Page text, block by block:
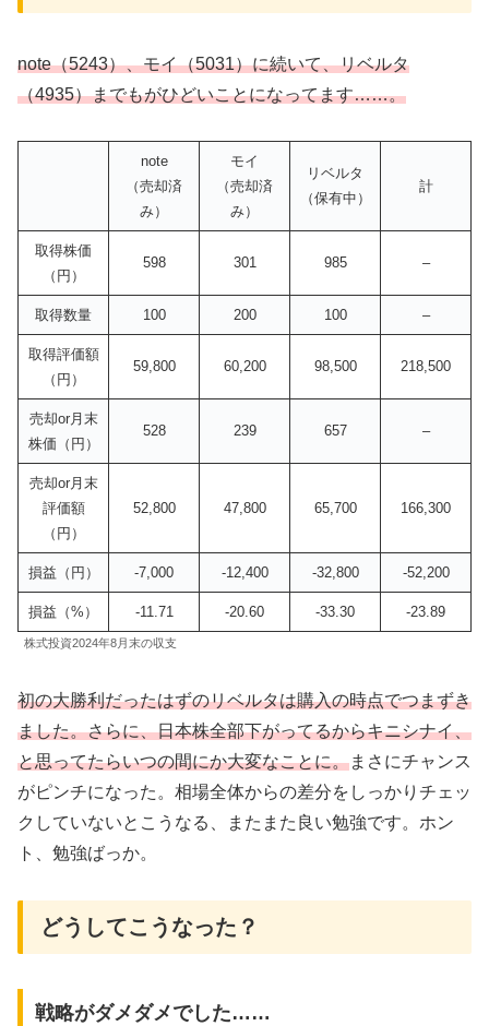
note（5243）、モイ（5031）に続いて、リベルタ
（4935）までもがひどいことになってます……。
note
（売却済
み）
モイ
（売却済
み）
リベルタ
（保有中）
計
取得株価
（円）
598 301 985 –
取得数量 100 200 100 –
取得評価額
（円）
59,800 60,200 98,500 218,500
売却or月末
株価（円）
528 239 657 –
売却or月末
評価額
（円）
52,800 47,800 65,700 166,300
損益（円） -7,000 -12,400 -32,800 -52,200
損益（%） -11.71 -20.60 -33.30 -23.89
株式投資2024年8月末の収支
初の大勝利だったはずのリベルタは購入の時点でつまずき
ました。さらに、日本株全部下がってるからキニシナイ、
と思ってたらいつの間にか大変なことに。まさにチャンス
がピンチになった。相場全体からの差分をしっかりチェッ
クしていないとこうなる、またまた良い勉強です。ホン
ト、勉強ばっか。
どうしてこうなった？
戦略がダメダメでした……